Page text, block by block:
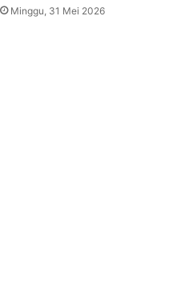
Minggu, 31 Mei 2026